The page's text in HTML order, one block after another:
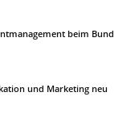
beim Bund
und Marketing neu